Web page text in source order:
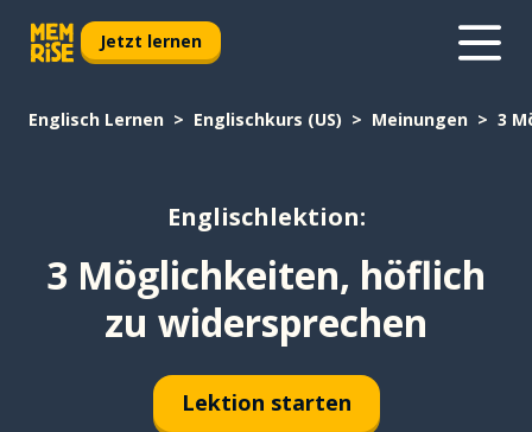
Jetzt lernen
Englisch Lernen Englischkurs (US) Meinungen 3
Englischlektion:
3 Möglichkeiten, höflich
zu widersprechen
Lektion starten